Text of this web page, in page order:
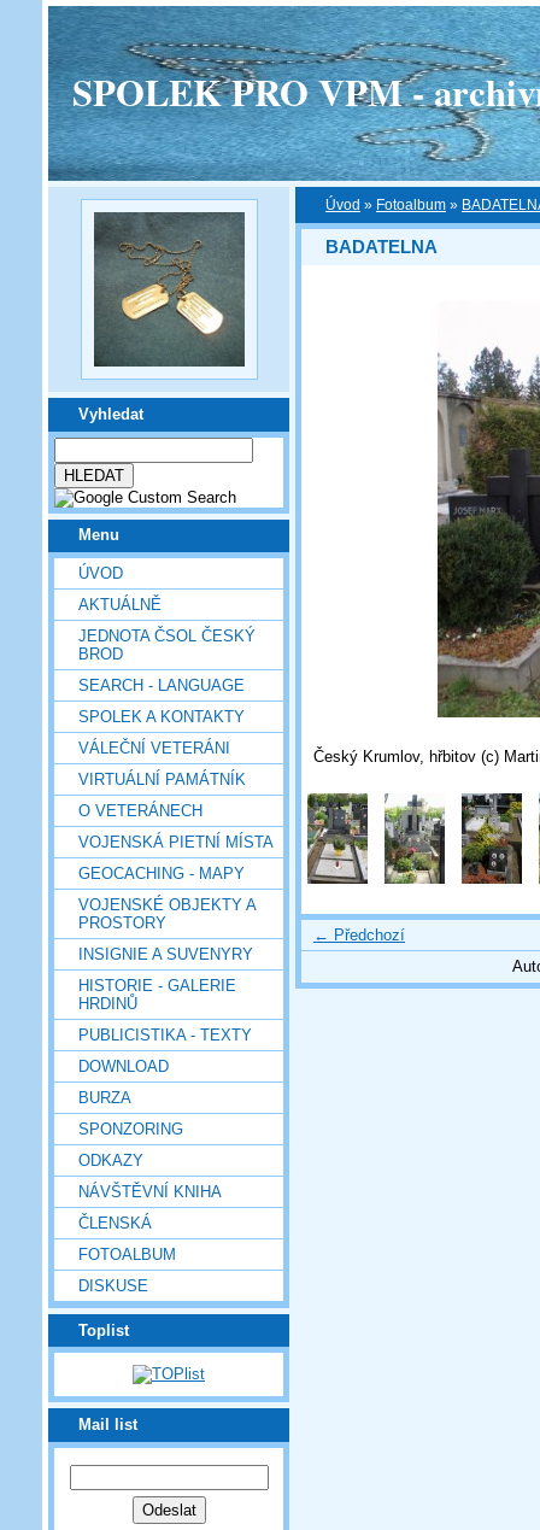
SPOLEK PRO VPM -
Vyhledat
Menu
ÚVOD
AKTUÁLNĚ
JEDNOTA ČSOL ČESKÝ
BROD
SEARCH - LANGUAGE
SPOLEK A KONTAKTY
VÁLEČNÍ VETERÁNI
VIRTUÁLNÍ PAMÁTNÍK
O VETERÁNECH
VOJENSKÁ PIETNÍ MÍSTA
GEOCACHING - MAPY
VOJENSKÉ OBJEKTY A
PROSTORY
INSIGNIE A SUVENYRY
HISTORIE - GALERIE
HRDINŮ
PUBLICISTIKA - TEXTY
DOWNLOAD
BURZA
SPONZORING
ODKAZY
NÁVŠTĚVNÍ KNIHA
ČLENSKÁ
FOTOALBUM
DISKUSE
Toplist
Mail list
Úvod » Fotoalbum »
BADATELNA
Český Krumlov, hřbitov (c)
← Předchozí